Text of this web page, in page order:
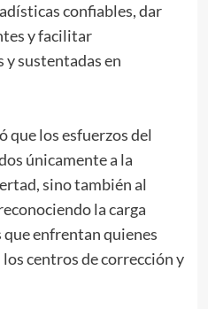
confiables, dar
y facilitar
sustentadas en
que los esfuerzos del
únicamente a la
sino también al
la carga
enfrentan quienes
centros de corrección y